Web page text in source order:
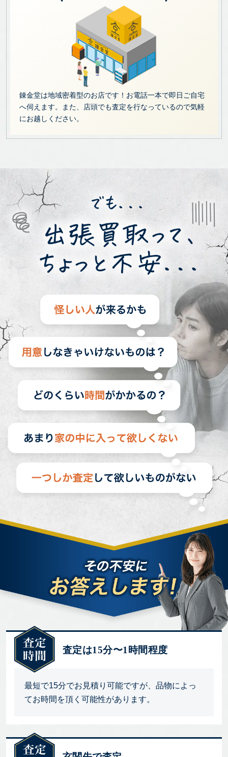
錬金堂は地域密着型のお店です！お電話一本で即日ご自宅
へ伺えます。また、店頭でも査定を行なっているので気軽
にお越しください。
査定は15分〜1時間程度
最短で15分でお見積り可能ですが、品物によっ
てお時間を頂く可能性があります。